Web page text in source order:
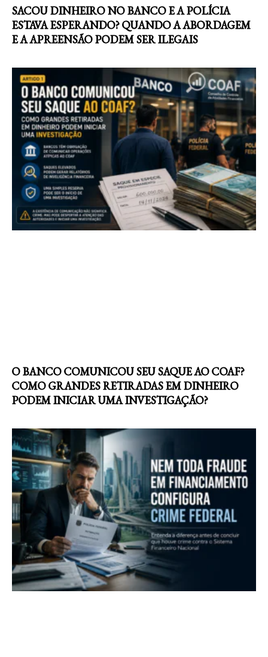
SACOU DINHEIRO NO BANCO E A POLÍCIA
ESTAVA ESPERANDO? QUANDO A ABORDAGEM
E A APREENSÃO PODEM SER ILEGAIS
O BANCO COMUNICOU SEU SAQUE AO COAF?
COMO GRANDES RETIRADAS EM DINHEIRO
PODEM INICIAR UMA INVESTIGAÇÃO?